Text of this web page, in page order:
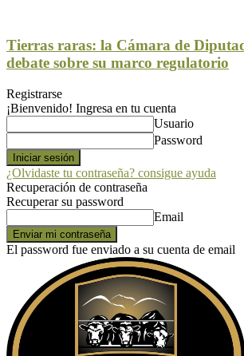
Tierras raras: la Cámara de
debate sobre su marco regulatorio
Registrarse
¡Bienvenido! Ingresa en tu cuenta
Usuario
Password
¿Olvidaste tu contraseña? consigue ayuda
Recuperación de contraseña
Recuperar su password
Email
El password fue enviado a su cuenta de email